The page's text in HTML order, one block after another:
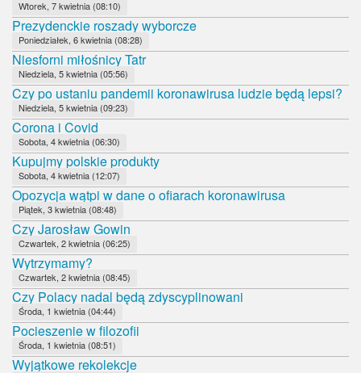
Wtorek, 7 kwietnia (08:10)
Prezydenckie roszady wyborcze
Poniedziałek, 6 kwietnia (08:28)
Niesforni miłośnicy Tatr
Niedziela, 5 kwietnia (05:56)
Czy po ustaniu pandemii koronawirusa ludzie będą lepsi?
Niedziela, 5 kwietnia (09:23)
Corona i Covid
Sobota, 4 kwietnia (06:30)
Kupujmy polskie produkty
Sobota, 4 kwietnia (12:07)
Opozycja wątpi w dane o ofiarach koronawirusa
Piątek, 3 kwietnia (08:48)
Czy Jarosław Gowin
Czwartek, 2 kwietnia (06:25)
Wytrzymamy?
Czwartek, 2 kwietnia (08:45)
Czy Polacy nadal będą zdyscyplinowani
Środa, 1 kwietnia (04:44)
Pocieszenie w filozofii
Środa, 1 kwietnia (08:51)
Wyjątkowe rekolekcje